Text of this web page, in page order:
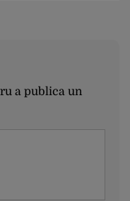
a publica un